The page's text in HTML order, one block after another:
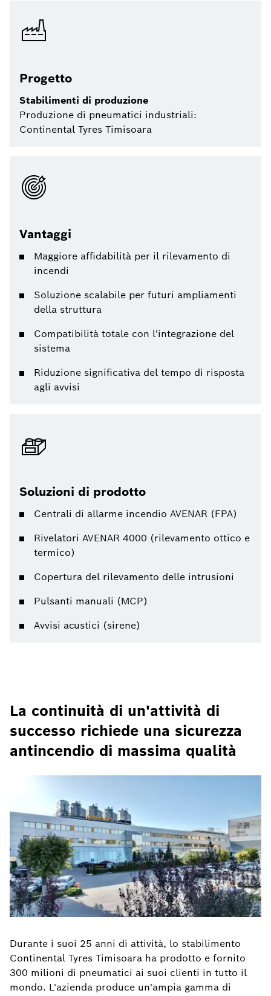
Progetto
Stabilimenti di produzione
Produzione di pneumatici industriali:
Continental Tyres Timisoara
Vantaggi
Maggiore affidabilità per il rilevamento di
incendi
Soluzione scalabile per futuri ampliamenti
della struttura
Compatibilità totale con l'integrazione del
sistema
Riduzione significativa del tempo di risposta
agli avvisi
Soluzioni di prodotto
Centrali di allarme incendio AVENAR (FPA)
Rivelatori AVENAR 4000 (rilevamento ottico e
termico)
Copertura del rilevamento delle intrusioni
Pulsanti manuali (MCP)
Avvisi acustici (sirene)
La continuità di un'attività di
successo richiede una sicurezza
antincendio di massima qualità
Durante i suoi 25 anni di attività, lo stabilimento
Continental Tyres Timisoara ha prodotto e fornito
300 milioni di pneumatici ai suoi clienti in tutto il
mondo. L'azienda produce un'ampia gamma di